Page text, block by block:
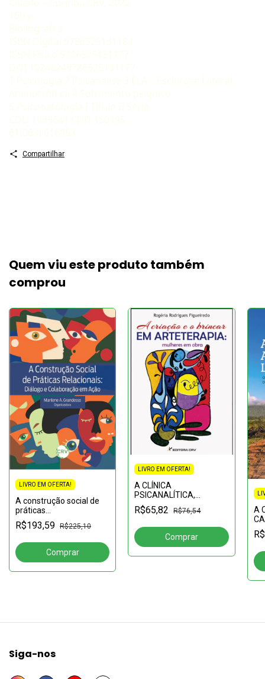
Compartilhar
Quem viu este produto também
comprou
LIVRO EM OFERTA!
A construção social de
práticas
relacionais:Diálogo e
colaboração em ação
R$193,59 R$225,10
LIVRO EM OFERTA!
A CLÍNICA
PSICANALÍTICA,
PALIMPSESTOS
R$65,82 R$76,54
A
Siga-nos